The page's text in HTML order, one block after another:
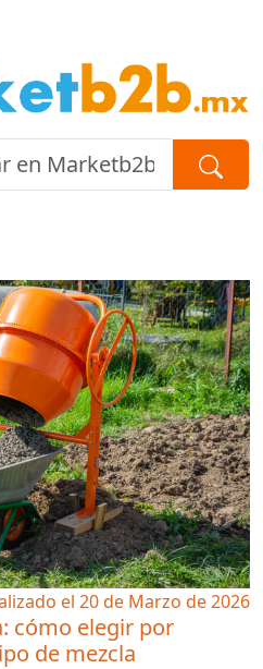
el 20 de Marzo de 2026
cómo elegir por
de mezcla